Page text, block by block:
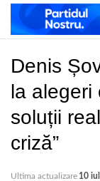
Denis
la alegeri
soluții
criză”
Ultima actualizare 10